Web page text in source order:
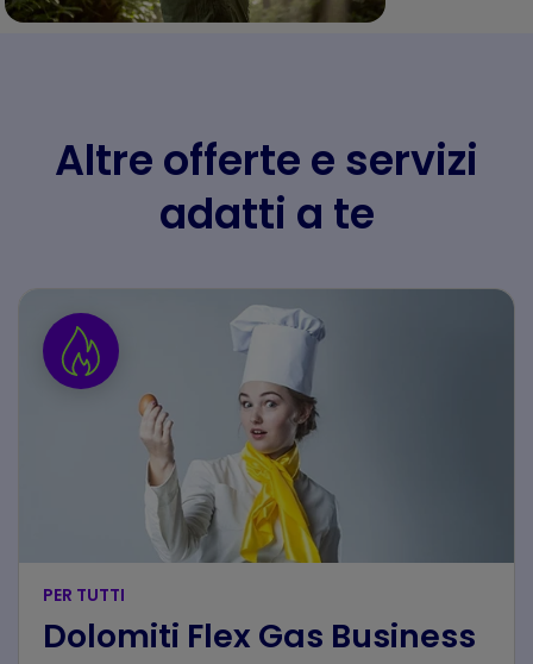
Altre offerte e servizi
adatti a te
PER TUTTI
Dolomiti Flex Gas Business